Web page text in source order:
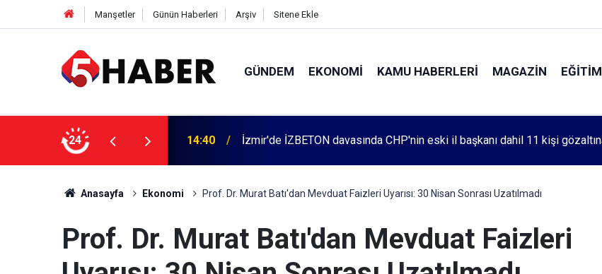
Manşetler Günün Haberleri Arşiv Sitene Ekle
GÜNDEM EKONOMI KAMU HABERLERI MAGAZIN EĞITIM
24
dahil 11 kişi gözaltına alındı 13:55 Cumartesi anneleri 1083. haftada Mehmet Özdemir için adalet aradı
Anasayfa Ekonomi Prof. Dr. Murat Batı'dan Mevduat Faizleri Uyarısı: 30 Nisan Sonrası Uzatılmadı
Prof. Dr. Murat Batı'dan Mevduat Faizleri